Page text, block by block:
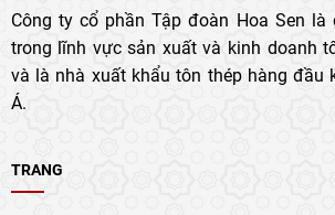
Công ty cổ phần Tập đoàn Hoa Sen là
trong lĩnh vực sản xuất và kinh doanh
và là nhà xuất khẩu tôn thép hàng đầu
Á.
TRANG